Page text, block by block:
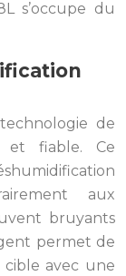
s’occupe du
de
et fiable. Ce
aux
bruyants
permet de
cible avec une